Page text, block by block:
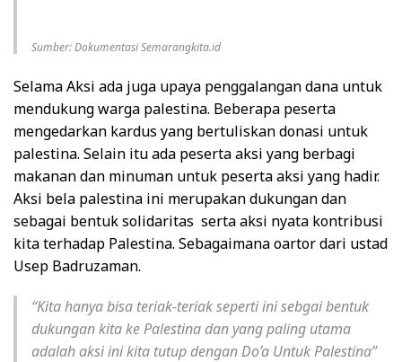
Sumber: Dokumentasi Semarangkita.id
Selama Aksi ada juga upaya penggalangan dana untuk
mendukung warga palestina. Beberapa peserta
mengedarkan kardus yang bertuliskan donasi untuk
palestina. Selain itu ada peserta aksi yang berbagi
makanan dan minuman untuk peserta aksi yang hadir.
Aksi bela palestina ini merupakan dukungan dan
sebagai bentuk solidaritas serta aksi nyata kontribusi
kita terhadap Palestina. Sebagaimana oartor dari ustad
Usep Badruzaman.
“Kita hanya bisa teriak-teriak seperti ini sebgai bentuk
dukungan kita ke Palestina dan yang paling utama
adalah aksi ini kita tutup dengan Do’a Untuk Palestina”